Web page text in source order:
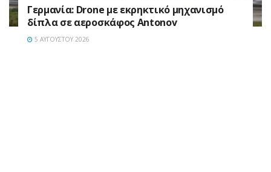
Γερμανία: Drone με εκρηκτικό μηχανισμό
δίπλα σε αεροσκάφος Antonov
5 ΑΥΓΟΎΣΤΟΥ 2026